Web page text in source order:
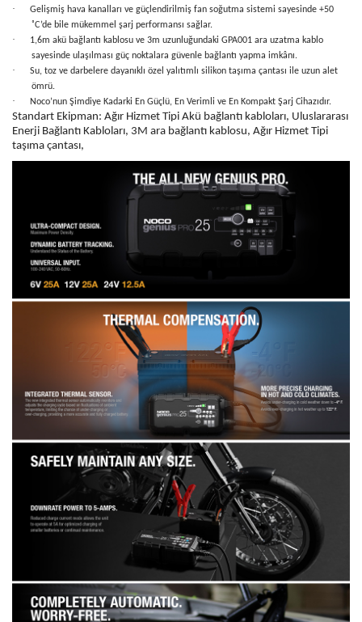
·
Gelişmiş hava kanalları ve güçlendirilmiş fan soğutma sistemi sayesinde +50
˚C’de bile mükemmel şarj performansı sağlar.
·
1,6m akü bağlantı kablosu ve 3m uzunluğundaki GPA001 ara uzatma kablo
sayesinde ulaşılması güç noktalara güvenle bağlantı yapma imkânı.
·
Su, toz ve darbelere dayanıklı özel yalıtımlı silikon taşıma çantası ile uzun alet
ömrü.
· Noco’nun Şimdiye Kadarki En Güçlü, En Verimli ve En Kompakt Şarj Cihazıdır.
Standart Ekipman: Ağır Hizmet Tipi Akü bağlantı kabloları, Uluslararası
Enerji Bağlantı Kabloları, 3M ara bağlantı kablosu, Ağır Hizmet Tipi
taşıma çantası,